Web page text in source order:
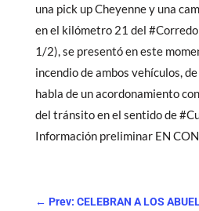
una pick up Cheyenne y una
en el kilómetro 21 del
1/2), se presentó en este
incendio de ambos vehículos,
habla de un acordonamiento
del tránsito en el sentido de
Información preliminar EN
← Prev: CELEBRAN A LOS